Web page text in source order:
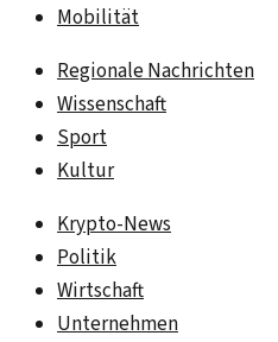
Mobilität
Regionale Nachrichten
Wissenschaft
Sport
Kultur
Krypto-News
Politik
Wirtschaft
Unternehmen